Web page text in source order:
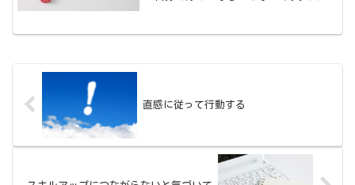
からです。自分が嫌いでした自分のこと
直感に従って行動する